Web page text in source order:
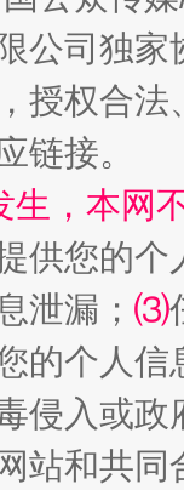
公司独
授权合
链接。
生，本网
供您的个
泄漏； ⑶
的个人
侵入或
站和共